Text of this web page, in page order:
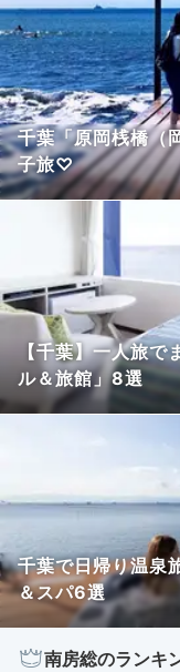
千葉「原岡桟橋（
子旅♡
【千葉】一人旅
ル＆旅館」8選
千葉で日帰り温泉
＆スパ6選
南房総のランキ